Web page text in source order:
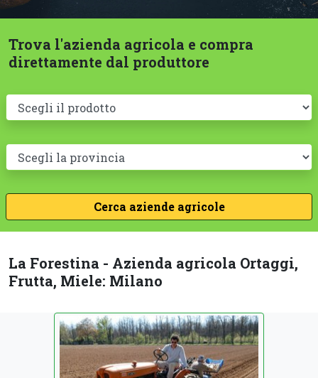
Trova l'azienda agricola e compra
direttamente dal produttore
La Forestina - Azienda agricola Ortaggi,
Frutta, Miele: Milano